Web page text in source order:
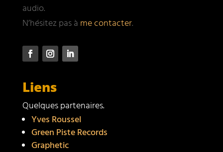
audio.
N’hésitez pas à me contacter.
Liens
Quelques partenaires.
Yves Roussel
Green Piste Records
Graphetic